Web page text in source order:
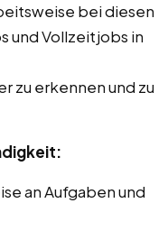
bei diesen
und Vollzeitjobs in
zu erkennen und zu
an Aufgaben und